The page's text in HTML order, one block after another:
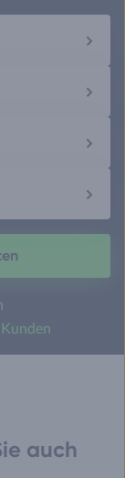
Kunden
auch